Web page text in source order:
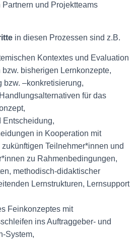
und Projektteams
in diesen Prozessen sind z.B.
Kontextes und Evaluation
bisherigen Lernkonzepte,
bzw. –konkretisierung,
für das
Entscheidung,
in Kooperation mit
Teilnehmer*innen und
zu Rahmenbedingungen,
methodisch-didaktischer
Lernstrukturen, Lernsupport
Feinkonzeptes mit
ins Auftraggeber- und
System,